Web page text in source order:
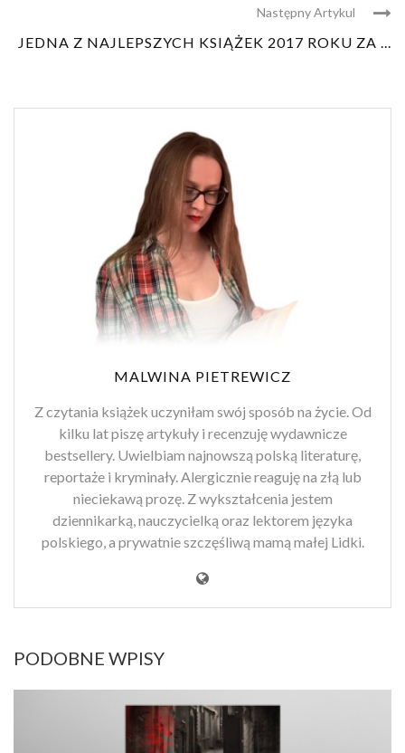
Następny Artykul
JEDNA Z NAJLEPSZYCH KSIĄŻEK 2017 ROKU ZA ...
MALWINA PIETREWICZ
Z czytania książek uczyniłam swój sposób na życie. Od
kilku lat piszę artykuły i recenzuję wydawnicze
bestsellery. Uwielbiam najnowszą polską literaturę,
reportaże i kryminały. Alergicznie reaguję na złą lub
nieciekawą prozę. Z wykształcenia jestem
dziennikarką, nauczycielką oraz lektorem języka
polskiego, a prywatnie szczęśliwą mamą małej Lidki.
PODOBNE WPISY